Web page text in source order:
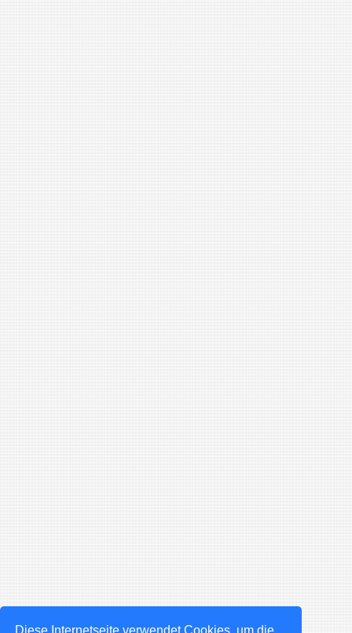
Diese Internetseite verwendet Cookies, um die